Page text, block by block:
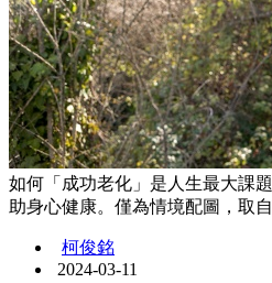
如何「成功老化」是人生最大課
助身心健康。僅為情境配圖，取
柯俊銘
2024-03-11